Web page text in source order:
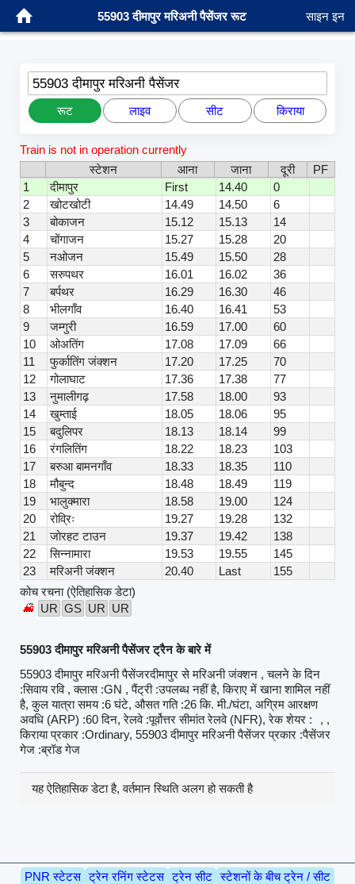
55903 दीमापुर मरिअनी पैसेंजर रूट साइन इन
55903 दीमापुर मरिअनी पैसेंजर
रूट लाइव सीट किराया
Train is not in operation currently
स्टेशन
आना जाना दूरी
PF
1
दीमापुर First 14.40
0
2
खोटखोटी 14.49 14.50
6
3
बोकाजन 15.12 15.13
14
4
चोंगाजन 15.27 15.28
20
5
नओजन 15.49 15.50
28
6
सरुपथर 16.01 16.02
36
7
बर्पथर 16.29 16.30
46
8
भीलगाँव 16.40 16.41
53
9
जम्गुरी 16.59 17.00
60
10
ओअतिंग 17.08 17.09
66
11
फुर्कातिंग जंक्शन 17.20 17.25
70
12
गोलाघाट 17.36 17.38
77
13
नुमालीगढ़ 17.58 18.00
93
14
खुम्ताई 18.05 18.06
95
15
बदुलिपर 18.13 18.14
99
16
रंगलितिंग 18.22 18.23
103
17
बरुआ बामनगाँव 18.33 18.35
110
18
मौबुन्द 18.48 18.49
119
19
भालुक्मारा 18.58 19.00
124
20
रोव्रिः 19.27 19.28
132
21
जोरहट टाउन 19.37 19.42
138
22
सिन्नामारा 19.53 19.55
145
23
मरिअनी जंक्शन 20.40 Last
155
कोच रचना (ऐतिहासिक डेटा)
UR GS UR UR
55903 दीमापुर मरिअनी पैसेंजर ट्रैन के बारे में
55903 दीमापुर मरिअनी पैसेंजरदीमापुर से मरिअनी जंक्शन , चलने के दिन
:सिवाय रवि , क्लास :GN , पैंट्री :उपलब्ध नहीं है, किराए में खाना शामिल नहीं
है, कुल यात्रा समय :6 घंटे, औसत गति :26 कि. मी./घंटा, अग्रिम आरक्षण
अवधि (ARP) :60 दिन, रेलवे :पूर्वोत्तर सीमांत रेलवे (NFR), रेक शेयर :
, ,
किराया प्रकार :Ordinary, 55903 दीमापुर मरिअनी पैसेंजर प्रकार :पैसेंजर
गेज :ब्रॉड गेज
यह ऐतिहासिक डेटा है, वर्तमान स्थिति अलग हो सकती है
PNR स्टेटस ट्रेन रनिंग स्टेटस ट्रेन सीट स्टेशनों के बीच ट्रेन / सीट